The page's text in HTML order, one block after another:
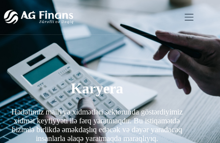
Karyera
Hədəfimiz maliyyə xidmətləri sektorunda göstərdiyimiz
xidmət keyfiyyəti ilə fərq yaratmaqdır. Bu istiqamətdə
bizimlə birlikdə əməkdaşlıq edəcək və dəyər yaradacaq
insanlarla əlaqə yaratmaqda maraqlıyıq.